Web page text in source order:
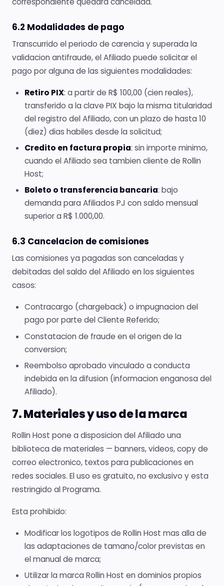
6.2 Modalidades de pago
Transcurrido el periodo de carencia y superada la
validacion antifraude, el Afiliado puede solicitar el
pago por alguna de las siguientes modalidades:
Retiro PIX: a partir de R$ 100,00 (cien reales),
transferido a la clave PIX bajo la misma titularidad
del registro del Afiliado, con un plazo de hasta 10
(diez) dias habiles desde la solicitud;
Credito en factura propia: sin importe minimo,
cuando el Afiliado sea tambien cliente de Rollin
Host;
Boleto o transferencia bancaria: bajo
demanda para Afiliados PJ con saldo mensual
superior a R$ 1.000,00.
6.3 Cancelacion de comisiones
Las comisiones ya pagadas son canceladas y
debitadas del saldo del Afiliado en los siguientes
casos:
Contracargo (chargeback) o impugnacion del
pago por parte del Cliente Referido;
Constatacion de fraude en el origen de la
conversion;
Reembolso aprobado vinculado a conducta
indebida en la difusion (informacion enganosa del
Afiliado).
7. Materiales y uso de la marca
Rollin Host pone a disposicion del Afiliado una
biblioteca de materiales — banners, videos, copy de
correo electronico, textos para publicaciones en
redes sociales. El uso es gratuito, no exclusivo y esta
restringido al Programa.
Esta prohibido:
Modificar los logotipos de Rollin Host mas alla de
las adaptaciones de tamano/color previstas en
el manual de marca;
Utilizar la marca Rollin Host en dominios propios